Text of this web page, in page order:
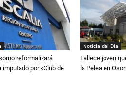
reformalizará
imputado por «Club de
Noticia del Día
Fallece joven
la Pelea en